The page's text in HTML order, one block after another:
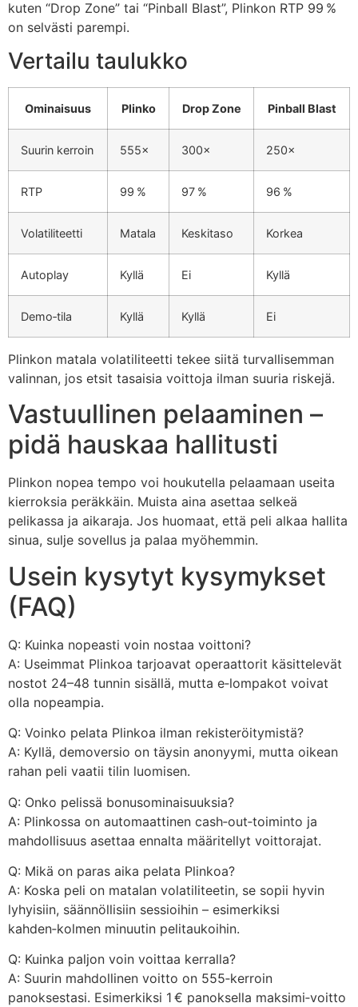
kuten “Drop Zone” tai “Pinball Blast”, Plinkon RTP 99 %
on selvästi parempi.
Vertailu taulukko
Ominaisuus Plinko Drop Zone Pinball Blast
Suurin kerroin 555× 300× 250×
RTP 99 % 97 % 96 %
Volatiliteetti Matala Keskitaso Korkea
Autoplay Kyllä Ei Kyllä
Demo‑tila Kyllä Kyllä Ei
Plinkon matala volatiliteetti tekee siitä turvallisemman
valinnan, jos etsit tasaisia voittoja ilman suuria riskejä.
Vastuullinen pelaaminen –
pidä hauskaa hallitusti
Plinkon nopea tempo voi houkutella pelaamaan useita
kierroksia peräkkäin. Muista aina asettaa selkeä
pelikassa ja aikaraja. Jos huomaat, että peli alkaa hallita
sinua, sulje sovellus ja palaa myöhemmin.
Usein kysytyt kysymykset
(FAQ)
Q: Kuinka nopeasti voin nostaa voittoni?
A: Useimmat Plinkoa tarjoavat operaattorit käsittelevät
nostot 24–48 tunnin sisällä, mutta e‑lompakot voivat
olla nopeampia.
Q: Voinko pelata Plinkoa ilman rekisteröitymistä?
A: Kyllä, demoversio on täysin anonyymi, mutta oikean
rahan peli vaatii tilin luomisen.
Q: Onko pelissä bonusominaisuuksia?
A: Plinkossa on automaattinen cash‑out‑toiminto ja
mahdollisuus asettaa ennalta määritellyt voittorajat.
Q: Mikä on paras aika pelata Plinkoa?
A: Koska peli on matalan volatiliteetin, se sopii hyvin
lyhyisiin, säännöllisiin sessioihin – esimerkiksi
kahden‑kolmen minuutin pelitaukoihin.
Q: Kuinka paljon voin voittaa kerralla?
A: Suurin mahdollinen voitto on 555‑kerroin
panoksestasi. Esimerkiksi 1 € panoksella maksimi‑voitto